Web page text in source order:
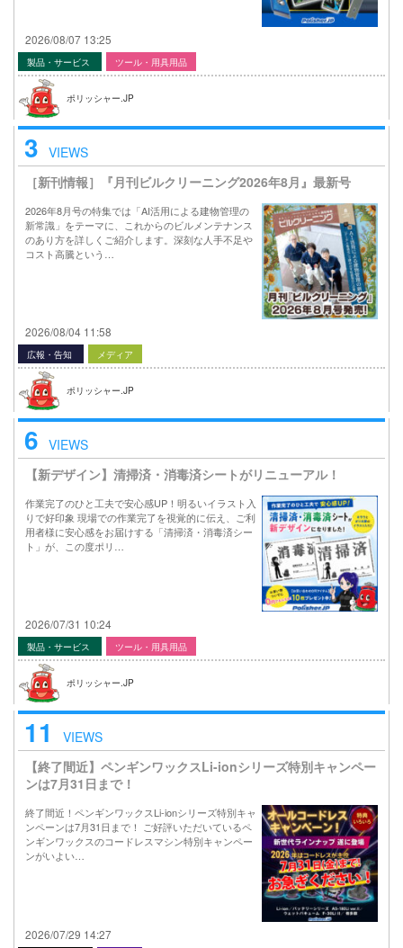
2026/08/07 13:25
製品・サービス ツール・用具用品
ポリッシャー.JP
3 VIEWS
［新刊情報］『月刊ビルクリーニング2026年8月』最新号
2026年8月号の特集では「AI活用による建物管理の
新常識」をテーマに、これからのビルメンテナンス
のあり方を詳しくご紹介します。深刻な人手不足や
コスト高騰という…
2026/08/04 11:58
広報・告知 メディア
ポリッシャー.JP
6 VIEWS
【新デザイン】清掃済・消毒済シートがリニューアル！
作業完了のひと工夫で安心感UP！明るいイラスト入
りで好印象 現場での作業完了を視覚的に伝え、ご利
用者様に安心感をお届けする「清掃済・消毒済シー
ト」が、この度ポリ…
2026/07/31 10:24
製品・サービス ツール・用具用品
ポリッシャー.JP
11
VIEWS
【終了間近】ペンギンワックスLi-ionシリーズ特別キャンペー
ンは7月31日まで！
終了間近！ペンギンワックスLi-ionシリーズ特別キャ
ンペーンは7月31日まで！ ご好評いただいているペ
ンギンワックスのコードレスマシン特別キャンペー
ンがいよい…
2026/07/29 14:27